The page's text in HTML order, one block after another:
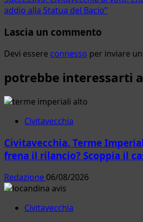
addio alla Statua del Bacio”
Lascia un commento
Devi essere connesso per inviare
potrebbe interessarti
Civitavecchia
Civitavecchia. Terme
frena il rilancio? Scoppia il
Redazione 06/08/2026
Civitavecchia